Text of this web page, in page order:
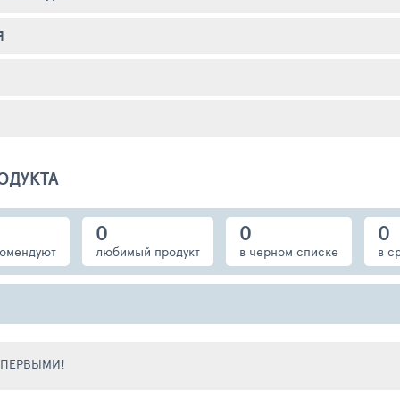
0
любимый продукт
0
в черном списке
0
в
ПЕРВЫМИ!